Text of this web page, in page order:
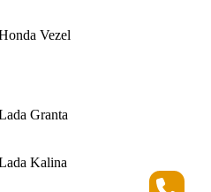
Vezel
Granta
Kalina